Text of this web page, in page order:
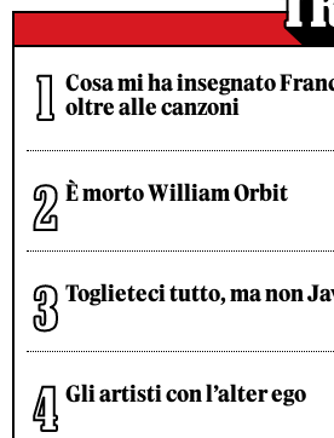
Cosa mi ha insegnato
oltre alle canzoni
È morto William Orbit
Toglieteci tutto, ma non
Gli artisti con l’alter ego